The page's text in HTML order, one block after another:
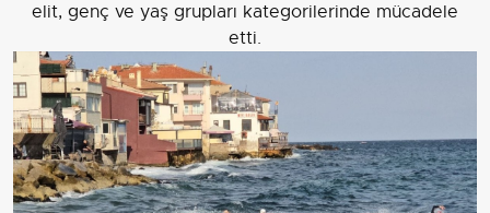
elit, genç ve yaş grupları kategorilerinde mücadele
etti.